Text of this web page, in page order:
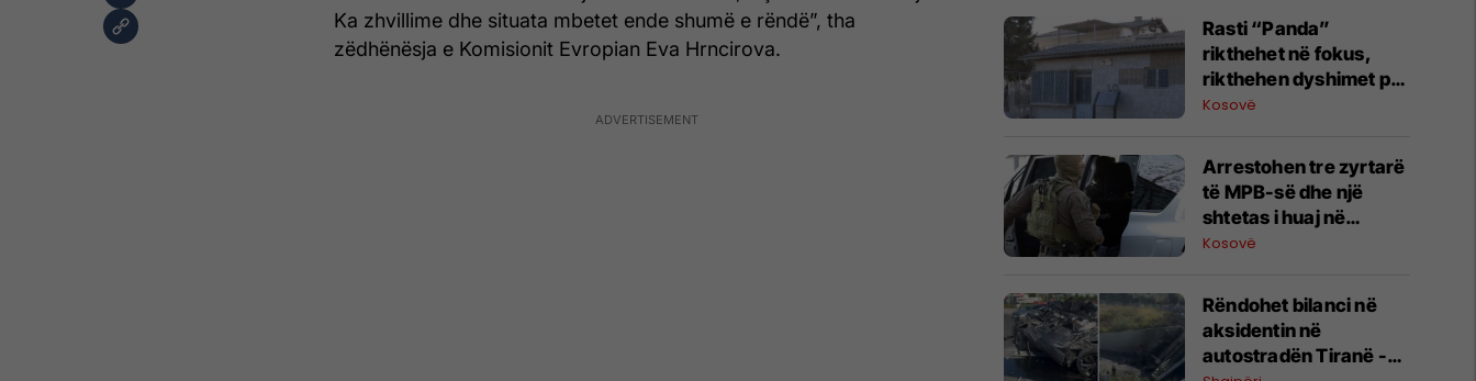
Ka zhvillime dhe situata mbetet ende shumë e rëndë”, tha
zëdhënësja e Komisionit Evropian Eva Hrncirova.
Rasti “Panda”
rikthehet në fokus,
rikthehen dyshimet për
rolin e strukturave të
Kosovë
Arrestohen tre zyrtarë
të MPB-së dhe një
shtetas i huaj në
aksionin e Policisë dhe
Kosovë
​Rëndohet bilanci në
aksidentin në
autostradën Tiranë -